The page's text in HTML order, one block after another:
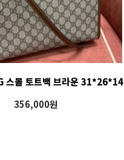
스몰 토트백 브라운 31*26*14
356,000원